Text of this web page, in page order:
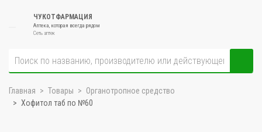
ЧУКОТФАРМАЦИЯ
Аптека, которая всегда рядом
Сеть аптек
Главная Товары
Органотропное средство
Хофитол таб по №60